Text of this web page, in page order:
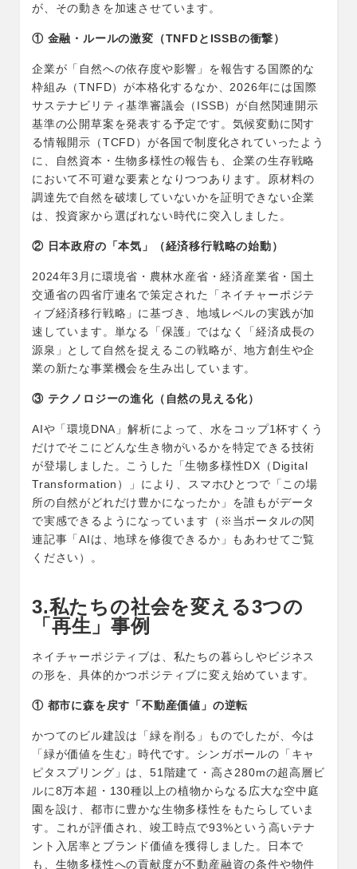
が、その動きを加速させています。
① 金融・ルールの激変（TNFDとISSBの衝撃）
企業が「自然への依存度や影響」を報告する国際的な
枠組み（TNFD）が本格化するなか、2026年には国際
サステナビリティ基準審議会（ISSB）が自然関連開示
基準の公開草案を発表する予定です。気候変動に関す
る情報開示（TCFD）が各国で制度化されていったよう
に、自然資本・生物多様性の報告も、企業の生存戦略
において不可避な要素となりつつあります。原材料の
調達先で自然を破壊していないかを証明できない企業
は、投資家から選ばれない時代に突入しました。
② 日本政府の「本気」（経済移行戦略の始動）
2024年3月に環境省・農林水産省・経済産業省・国土
交通省の四省庁連名で策定された「ネイチャーポジテ
ィブ経済移行戦略」に基づき、地域レベルの実践が加
速しています。単なる「保護」ではなく「経済成長の
源泉」として自然を捉えるこの戦略が、地方創生や企
業の新たな事業機会を生み出しています。
③ テクノロジーの進化（自然の見える化）
AIや「環境DNA」解析によって、水をコップ1杯すくう
だけでそこにどんな生き物がいるかを特定できる技術
が登場しました。こうした「生物多様性DX（Digital
Transformation）」により、スマホひとつで「この場
所の自然がどれだけ豊かになったか」を誰もがデータ
で実感できるようになっています（※当ポータルの関
連記事「AIは、地球を修復できるか」もあわせてご覧
ください）。
3.私たちの社会を変える3つの
「再生」事例
ネイチャーポジティブは、私たちの暮らしやビジネス
の形を、具体的かつポジティブに変え始めています。
① 都市に森を戻す「不動産価値」の逆転
かつてのビル建設は「緑を削る」ものでしたが、今は
「緑が価値を生む」時代です。シンガポールの「キャ
ピタスプリング」は、51階建て・高さ280mの超高層ビ
ルに8万本超・130種以上の植物からなる広大な空中庭
園を設け、都市に豊かな生物多様性をもたらしていま
す。これが評価され、竣工時点で93%という高いテナ
ント入居率とブランド価値を獲得しました。日本で
も、生物多様性への貢献度が不動産融資の条件や物件